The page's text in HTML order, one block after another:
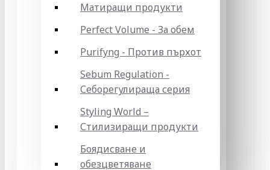
Матиращи продукти
Perfect Volume - За обем
Purifyng - Против пърхот
Sebum Regulation -
Себорегулираща серия
Styling World –
Стилизиращи продукти
Боядисване и
обезцветяване